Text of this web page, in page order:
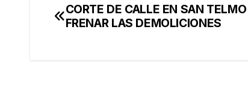
Navegación
CORTE DE CALLE EN SAN TELMO
FRENAR LAS DEMOLICIONES